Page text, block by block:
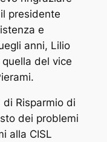
presidente
e
anni, Lilio
del vice
Risparmio di
dei problemi
alla CISL